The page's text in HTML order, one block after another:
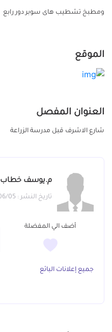
ومطبخ تشطيب هاى سوبر دور رابع
الموقع
العنوان المفصل
شارع الاشرف قبل مدرسة الزراعة
م.يوسف خطاب
تاريخ النشر : 2025/06/05
أضف الي المفضلة
جميع إعلانات البائع